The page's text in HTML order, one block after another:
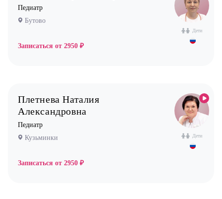
Дети
Педиатр
Бутово
Записаться от 2950 ₽
Дети
Плетнева Наталия
Александровна
Педиатр
Кузьминки
Записаться от 2950 ₽